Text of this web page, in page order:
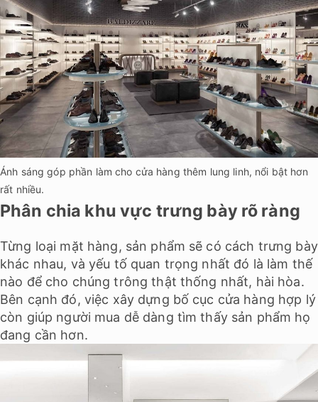
Ánh sáng góp phần làm cho cửa hàng thêm lung linh, nổi bật hơn
rất nhiều.
Phân chia khu vực trưng bày rõ ràng
Từng loại mặt hàng, sản phẩm sẽ có cách trưng bày
khác nhau, và yếu tố quan trọng nhất đó là làm thế
nào để cho chúng trông thật thống nhất, hài hòa.
Bên cạnh đó, việc xây dựng bố cục cửa hàng hợp lý
còn giúp người mua dễ dàng tìm thấy sản phẩm họ
đang cần hơn.